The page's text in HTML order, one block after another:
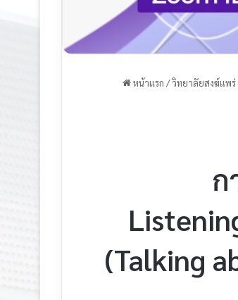
หน้าแรก /วิทยาลัยสงฆ์แพร่
ก
(Talking